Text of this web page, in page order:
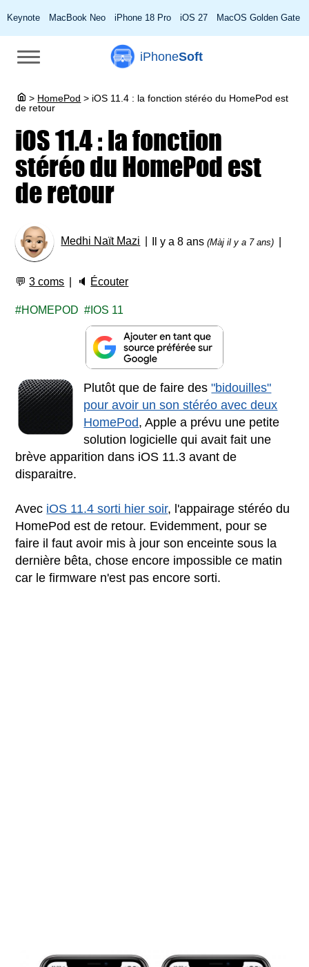
Keynote MacBook Neo iPhone 18 Pro iOS 27 MacOS Golden Gate
iPhoneSoft
> HomePod > iOS 11.4 : la fonction stéréo du HomePod est
de retour
iOS 11.4 : la fonction
stéréo du HomePod est
de retour
Medhi Naït Mazi Il y a 8 ans(Màj il y a 7 ans)
💬3 coms 🔈 Écouter
HOMEPOD IOS 11
Plutôt que de faire des"bidouilles"
pour avoir un son stéréo avec deux
HomePod, Apple a prévu une petite
solution logicielle qui avait fait une
brève apparition dans iOS 11.3 avant de
disparaitre.
Avec iOS 11.4 sorti hier soir, l'appairage stéréo du
HomePod est de retour. Evidemment, pour se
faire il faut avoir mis à jour son enceinte sous la
dernière bêta, chose encore impossible ce matin
car le firmware n'est pas encore sorti.